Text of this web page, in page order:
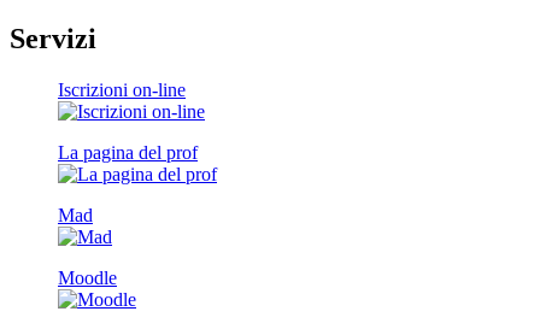
Servizi
Iscrizioni on-line
La pagina del prof
Mad
Moodle